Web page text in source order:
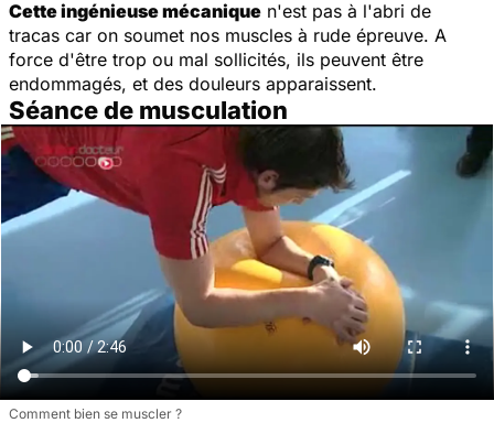
Cette ingénieuse mécanique n'est pas à l'abri de
tracas car on soumet nos muscles à rude épreuve. A
force d'être trop ou mal sollicités, ils peuvent être
endommagés, et des douleurs apparaissent.
Séance de musculation
Comment bien se muscler ?